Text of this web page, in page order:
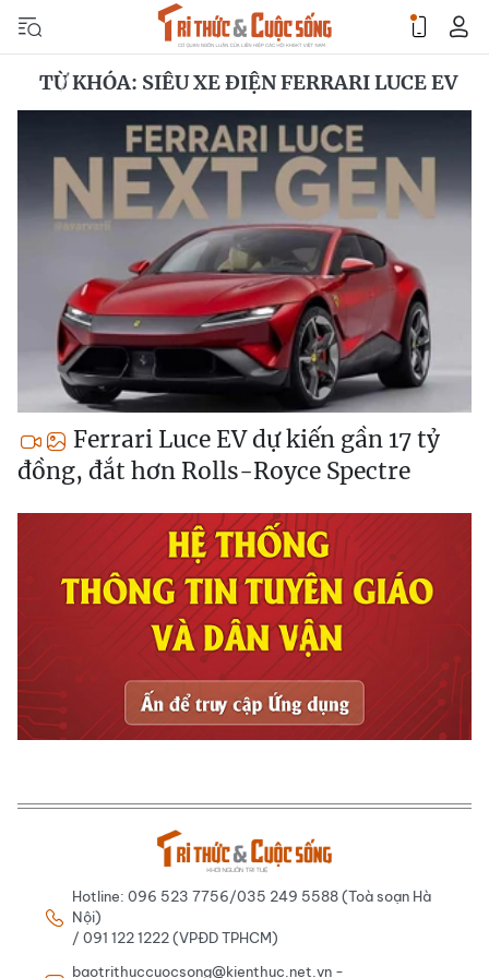
TỪ KHÓA: SIÊU XE ĐIỆN FERRARI LUCE EV
Ferrari Luce EV dự kiến gần 17 tỷ
đồng, đắt hơn Rolls-Royce Spectre
Hotline: 096 523 7756/035 249 5588 (Toà soạn Hà
Nội)
/ 091 122 1222 (VPĐD TPHCM)
baotrithuccuocsong@kienthuc.net.vn -